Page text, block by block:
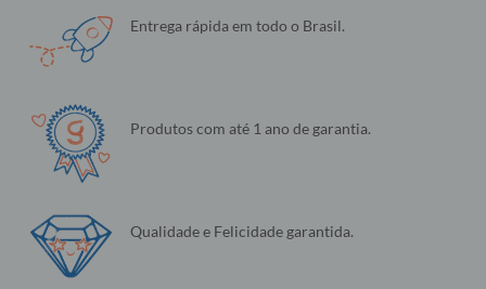
Entrega rápida em todo o Brasil.
Produtos com até 1 ano de garantia.
Qualidade e Felicidade garantida.